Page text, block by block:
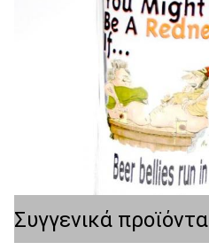
Συγγενικά προϊόντα